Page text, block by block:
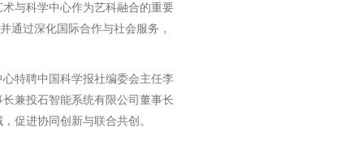
与科学中心作为艺科融合的重要
通过深化国际合作与社会服务，
特聘中国科学报社编委会主任李
兼投石智能系统有限公司董事长
促进协同创新与联合共创。